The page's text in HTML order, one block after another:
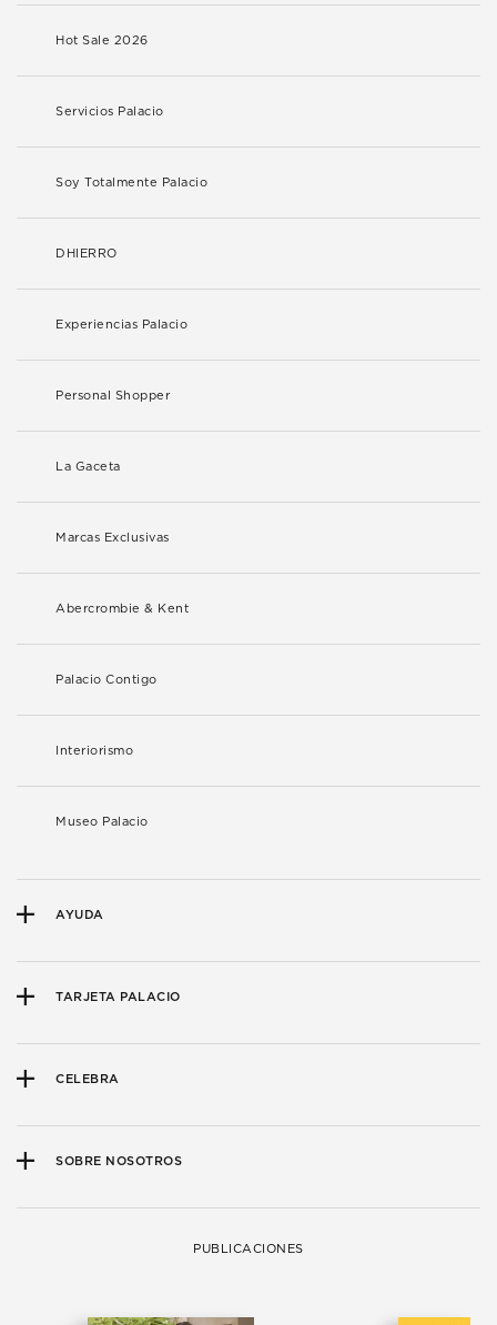
Hot Sale 2026
Servicios Palacio
Soy Totalmente Palacio
DHIERRO
Experiencias Palacio
Personal Shopper
La Gaceta
Marcas Exclusivas
Abercrombie & Kent
Palacio Contigo
Interiorismo
Museo Palacio
AYUDA
TARJETA PALACIO
CELEBRA
SOBRE NOSOTROS
PUBLICACIONES